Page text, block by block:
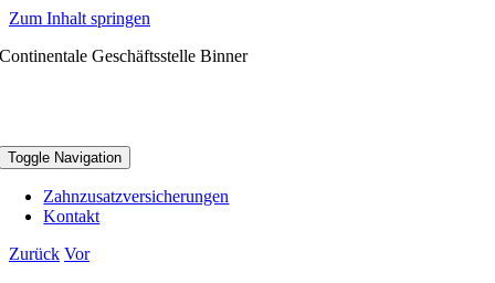
Zum Inhalt springen
Continentale Geschäftsstelle Binner
Toggle Navigation
Zahnzusatzversicherungen
Kontakt
Zurück Vor